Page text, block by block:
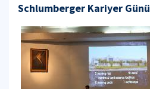
Schlumberger Kariyer Günü